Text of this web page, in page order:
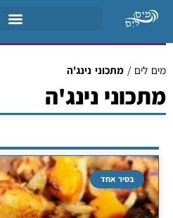
מים לים / מתכוני נינג'ה
מתכוני נינג'ה
בסיר אחד